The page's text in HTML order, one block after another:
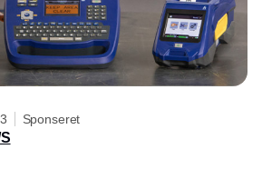
Sponseret